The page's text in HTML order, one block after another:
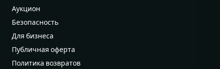
Аукцион
Безопасность
Для бизнеса
Публичная оферта
Политика возвратов